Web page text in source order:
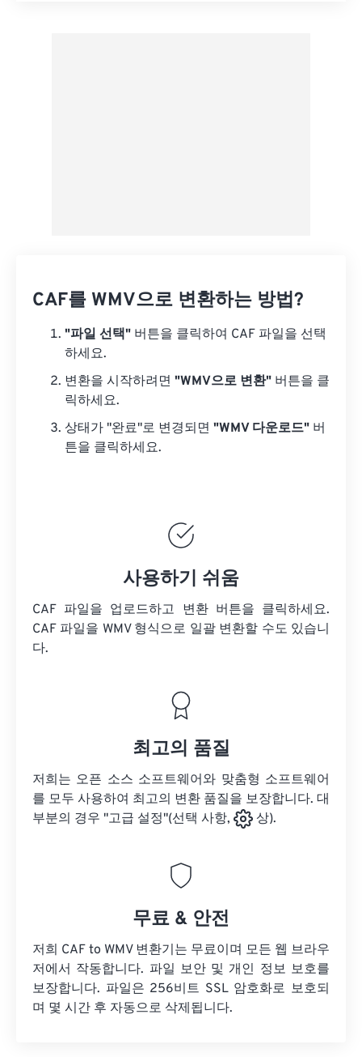
CAF를 WMV으로 변환하는 방법?
"파일 선택" 버튼을 클릭하여 CAF 파일을 선택
하세요.
변환을 시작하려면 "WMV으로 변환" 버튼을 클
릭하세요.
상태가 "완료"로 변경되면 "WMV 다운로드" 버
튼을 클릭하세요.
사용하기 쉬움
CAF 파일을 업로드하고 변환 버튼을 클릭하세요.
CAF 파일을 WMV 형식으로 일괄 변환할 수도 있습니
다.
최고의 품질
저희는 오픈 소스 소프트웨어와 맞춤형 소프트웨어
를 모두 사용하여 최고의 변환 품질을 보장합니다. 대
부분의 경우 "고급 설정"(선택 사항,
상).
무료 & 안전
저희 CAF to WMV 변환기는 무료이며 모든 웹 브라우
저에서 작동합니다. 파일 보안 및 개인 정보 보호를
보장합니다. 파일은 256비트 SSL 암호화로 보호되
며 몇 시간 후 자동으로 삭제됩니다.